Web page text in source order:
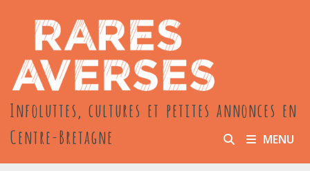
contenu
Infoluttes, cultures et petites annonces en
Centre-Bretagne
MENU